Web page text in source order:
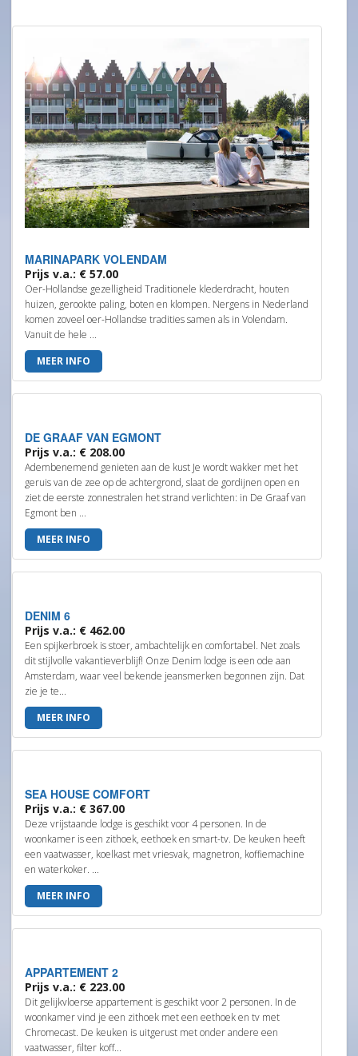
MARINAPARK VOLENDAM
Prijs v.a.: € 57.00
Oer-Hollandse gezelligheid Traditionele klederdracht, houten
huizen, gerookte paling, boten en klompen. Nergens in Nederland
komen zoveel oer-Hollandse tradities samen als in Volendam.
Vanuit de hele ...
MEER INFO
DE GRAAF VAN EGMONT
Prijs v.a.: € 208.00
Adembenemend genieten aan de kust Je wordt wakker met het
geruis van de zee op de achtergrond, slaat de gordijnen open en
ziet de eerste zonnestralen het strand verlichten: in De Graaf van
Egmont ben ...
MEER INFO
DENIM 6
Prijs v.a.: € 462.00
Een spijkerbroek is stoer, ambachtelijk en comfortabel. Net zoals
dit stijlvolle vakantieverblijf! Onze Denim lodge is een ode aan
Amsterdam, waar veel bekende jeansmerken begonnen zijn. Dat
zie je te...
MEER INFO
SEA HOUSE COMFORT
Prijs v.a.: € 367.00
Deze vrijstaande lodge is geschikt voor 4 personen. In de
woonkamer is een zithoek, eethoek en smart-tv. De keuken heeft
een vaatwasser, koelkast met vriesvak, magnetron, koffiemachine
en waterkoker. ...
MEER INFO
APPARTEMENT 2
Prijs v.a.: € 223.00
Dit gelijkvloerse appartement is geschikt voor 2 personen. In de
woonkamer vind je een zithoek met een eethoek en tv met
Chromecast. De keuken is uitgerust met onder andere een
vaatwasser, filter koff...